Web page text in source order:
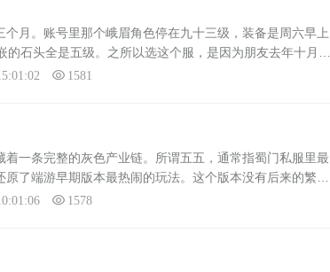
月。账号里那个峨眉角色停在九十三级，装备是周六早上
石头全是五级。之所以选这个服，是因为朋友去年十月就
摊的玩家把路堵得严严实实，飞剑坐骑的光效几乎盖住了
1581
一条完整的灰色产业链。所谓五五，通常指蜀门私服里最
了端游早期版本最热闹的玩法。这个版本没有后来的繁琐
战和满地捡金的爽快感。正因如此，一批怀旧玩家从官服
1578